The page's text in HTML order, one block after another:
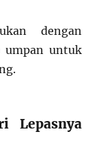
dengan
umpan untuk
Lepasnya